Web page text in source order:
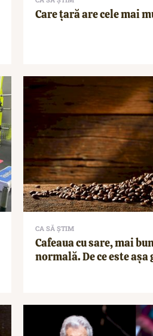
Care țară are cele mai
CA SĂ ȘTIM
Cafeaua cu sare, mai
normală. De ce este așa